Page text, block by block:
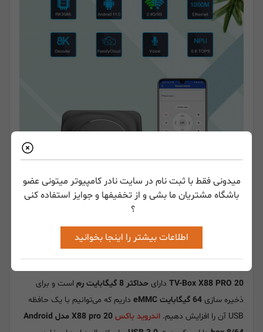
میدونی فقط با ثبت نام در سایت نادر کامپیوتر میتونی عضو
باشگاه مشتریان ما بشی و از تخفیفها و جوایز استفاده کنی
؟
اطلاعات بیشتر را اینجا بخوانید
شبکه، ذخیره سازی، رم و پورت‌ها در اندروید
باکس X88 pro 20 مدل Android box 8/64
TV-Box X88 PRO 20 دارای حداکثر 8 گیگابایت رم
است و برای
ذخیره سازی 64 گیگابایت eMMC
داریم که می‌توانیم با یک حافظه
USB آن را افزایش دهیم.
اندروید باکس
X88 pro 20 مدل Android